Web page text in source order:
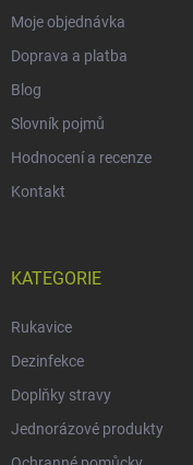
Moje objednávka
Doprava a platba
Blog
Slovník pojmů
Hodnocení a recenze
Kontakt
KATEGORIE
Rukavice
Dezinfekce
Doplňky stravy
Jednorázové produkty